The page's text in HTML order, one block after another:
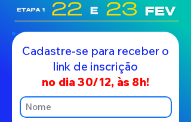
Cadastre-se para receber o
link de inscrição
no dia 30/12, às 8h!